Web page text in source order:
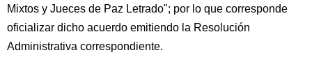
Mixtos y Jueces de Paz Letrado"; por lo que corresponde
oficializar dicho acuerdo emitiendo la Resolución
Administrativa correspondiente.